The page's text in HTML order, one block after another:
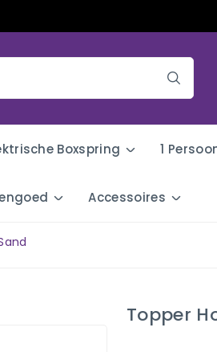
Boxspring 1
Accessoires
Topper